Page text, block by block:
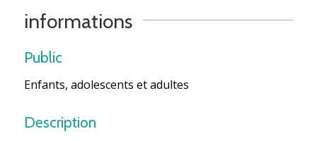
informations
Public
Enfants, adolescents et adultes
Description